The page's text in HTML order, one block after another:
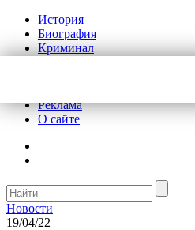
История
Биография
Криминал
Реклама
О сайте
Новости
19/04/22